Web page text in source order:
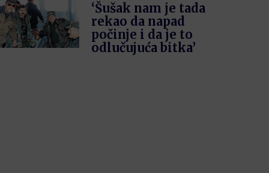
‘Šušak nam je tada
rekao da napad
počinje i da je to
odlučujuća bitka’